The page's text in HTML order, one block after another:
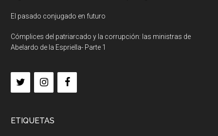
El pasado conjugado en futuro
Cómplices del patriarcado y la corrupción: las ministras de
Abelardo de la Espriella- Parte 1
ETIQUETAS